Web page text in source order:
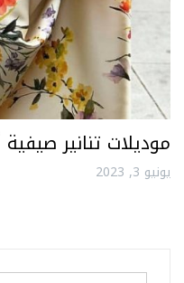
موديلات تنانير
يونيو 3, 2023